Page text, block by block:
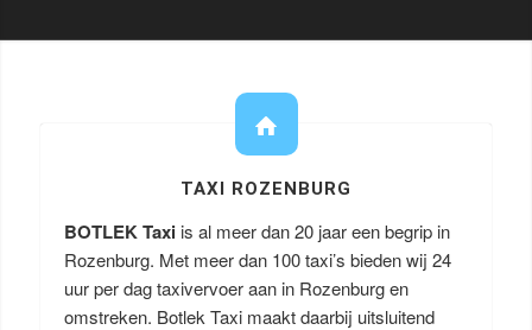
TAXI ROZENBURG
BOTLEK Taxi is al meer dan 20 jaar een begrip in
Rozenburg. Met meer dan 100 taxi’s bieden wij 24
uur per dag taxivervoer aan in Rozenburg en
omstreken. Botlek Taxi maakt daarbij uitsluitend